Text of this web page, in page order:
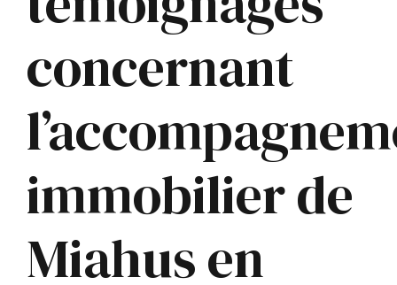
concernant
immobilier de
Miahus en